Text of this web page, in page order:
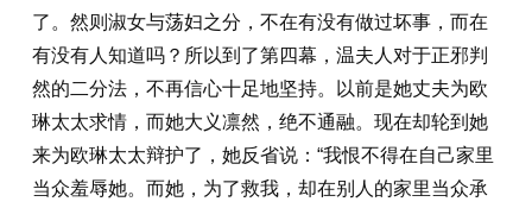
了。然则淑女与荡妇之分，不在有没有做过坏事，而在
有没有人知道吗？所以到了第四幕，温夫人对于正邪判
然的二分法，不再信心十足地坚持。以前是她丈夫为欧
琳太太求情，而她大义凛然，绝不通融。现在却轮到她
来为欧琳太太辩护了，她反省说：“我恨不得在自己家里
当众羞辱她。而她，为了救我，却在别人的家里当众承